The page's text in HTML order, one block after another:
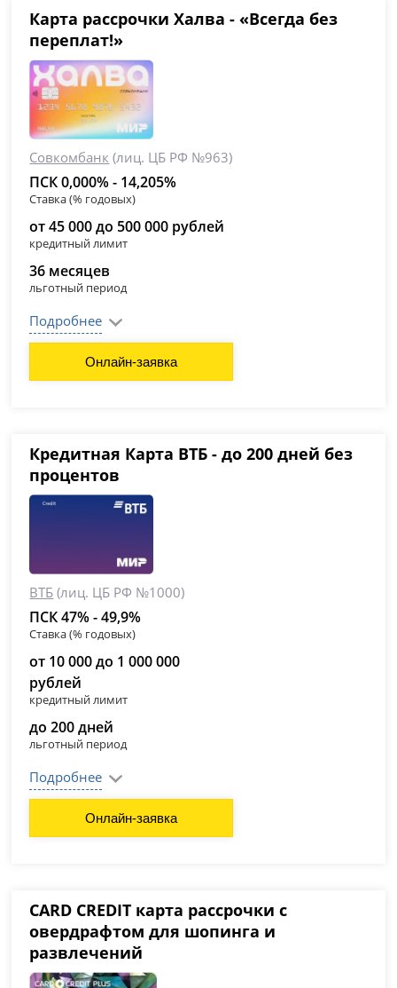
Карта рассрочки Халва - «Всегда без
переплат!»
Совкомбанк (лиц. ЦБ РФ №963)
ПСК 0,000% - 14,205%
Ставка (% годовых)
от 45 000 до 500 000 рублей
кредитный лимит
36 месяцев
льготный период
Подробнее
Онлайн-заявка
Кредитная Карта ВТБ - до 200 дней без
процентов
ВТБ (лиц. ЦБ РФ №1000)
ПСК 47% - 49,9%
Ставка (% годовых)
от 10 000 до 1 000 000
рублей
кредитный лимит
до 200 дней
льготный период
Подробнее
Онлайн-заявка
CARD CREDIT карта рассрочки с
овердрафтом для шопинга и
развлечений